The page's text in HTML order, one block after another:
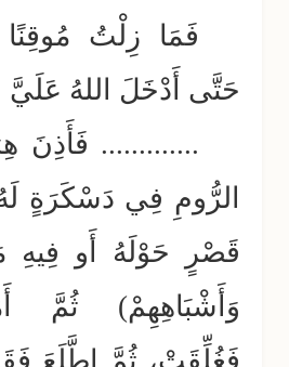
فَمَا زِلْتُ
حَتَّى أَدْخَلَ اللهُ عَلَيَّ
............. فَأَذِنَ
الرُّومِ فِي دَسْكَرَةٍ
قَصْرٍ حَوْلَهُ أَو فِيهِ
وَأَشْبَاهِهِمْ) ثُمَّ